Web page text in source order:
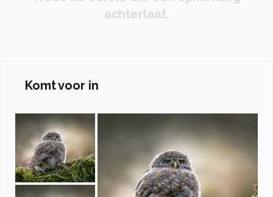
achterlaat.
Komt voor in